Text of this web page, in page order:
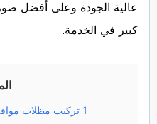
عالية الجودة وعلى أفضل
كبير في الخدمة.
1 تركيب مظلات